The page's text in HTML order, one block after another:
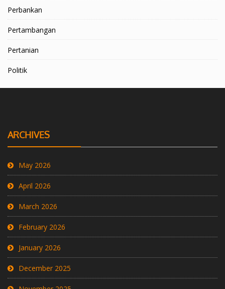
Perbankan
Pertambangan
Pertanian
Politik
ARCHIVES
May 2026
April 2026
March 2026
February 2026
January 2026
December 2025